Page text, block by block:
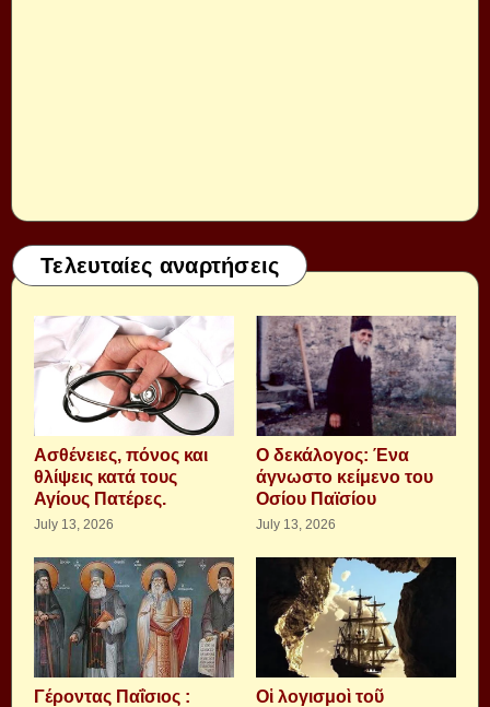
Τελευταίες αναρτήσεις
Aσθένειες, πόνος και
θλίψεις κατά τους
Αγίους Πατέρες.
July 13, 2026
Ο δεκάλογος: Ένα
άγνωστο κείμενο του
Οσίου Παϊσίου
July 13, 2026
Γέροντας Παΐσιος :
Οἱ λογισμοὶ τοῦ